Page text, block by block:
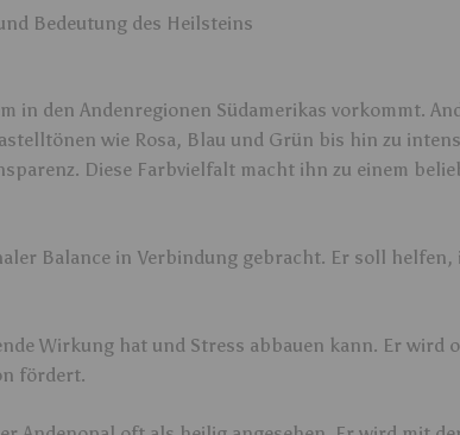
Bedeutung des Heilsteins
in den Andenregionen Südamerikas vorkommt.
wie Rosa, Blau und Grün bis hin zu
Diese Farbvielfalt macht ihn zu einem
Balance in Verbindung gebracht. Er soll helfen,
Wirkung hat und Stress abbauen kann. Er wird
fördert.